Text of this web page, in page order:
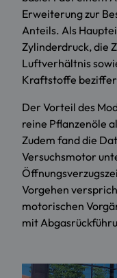
Erweiterung zur
Anteils. Als
Zylinderdruck, die
Luftverhältnis
Kraftstoffe
Der Vorteil des
reine Pflanzenöle
Zudem fand die
Versuchsmotor
Vorgehen
motorischen
mit